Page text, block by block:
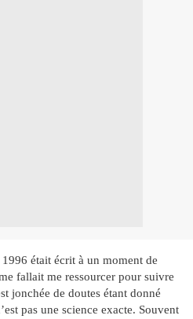
était écrit à un moment de
fallait me ressourcer pour suivre
jonchée de doutes étant donné
pas une science exacte. Souvent